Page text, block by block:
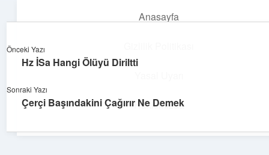
Anasayfa
Hakkımızda
Parlak Fikir Dünyası
Önceki Yazı
Hz İSa Hangi Ölüyü Diriltti
Sonraki Yazı
Çerçi Başındakini Çağırır Ne Demek